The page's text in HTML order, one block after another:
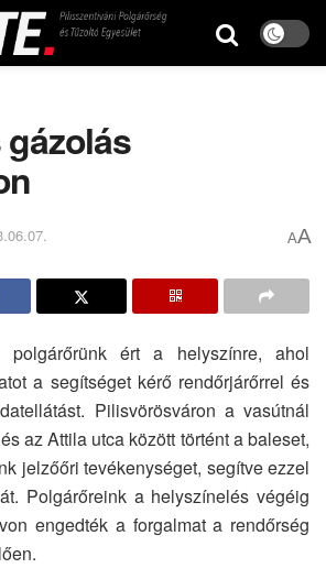
AA
ért a helyszínre, ahol
a segítséget kérő rendőrjárőrrel és
Pilisvörösváron a vasútnál
az Attila utca között történt a baleset,
jelzőőri tevékenységet, segítve ezzel
Polgárőreink a helyszínelés végéig
engedték a forgalmat a rendőrség